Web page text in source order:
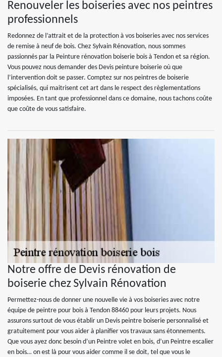
Renouveler les boiseries avec nos peintres
professionnels
Redonnez de l’attrait et de la protection à vos boiseries avec nos services
de remise à neuf de bois. Chez Sylvain Rénovation, nous sommes
passionnés par la Peinture rénovation boiserie bois à Tendon et sa région.
Vous pouvez nous demander des Devis peinture boiserie où que
l’intervention doit se passer. Comptez sur nos peintres de boiserie
spécialisés, qui maitrisent cet art dans le respect des règlementations
imposées. En tant que professionnel dans ce domaine, nous tachons coûte
que coûte de vous satisfaire.
Notre offre de Devis rénovation de
boiserie chez Sylvain Rénovation
Permettez-nous de donner une nouvelle vie à vos boiseries avec notre
équipe de peintre pour bois à Tendon 88460 pour leurs projets. Nous
assurons surtout de vous établir un Devis peintre boiserie personnalisé et
gratuitement pour vous aider à planifier vos travaux sans étonnements.
Que vous ayez donc besoin d’un Peintre volet en bois, d’un Peintre escalier
en bois… on est là pour vous aider comme il se doit, tel que vous le